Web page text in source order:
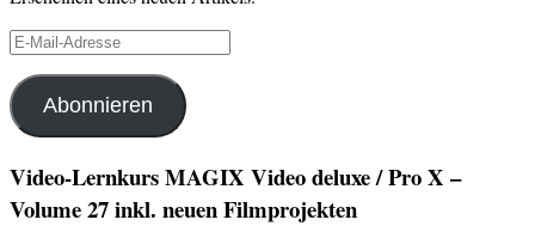
E-
Adresse
Abonnieren
Video-Lernkurs MAGIX Video deluxe / Pro X –
Volume 27 inkl. neuen Filmprojekten